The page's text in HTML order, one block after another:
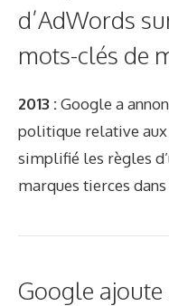
d’AdWords
mots-clés de
2013 :Google a
politique relative
simplifié les règles
marques tierces
Google